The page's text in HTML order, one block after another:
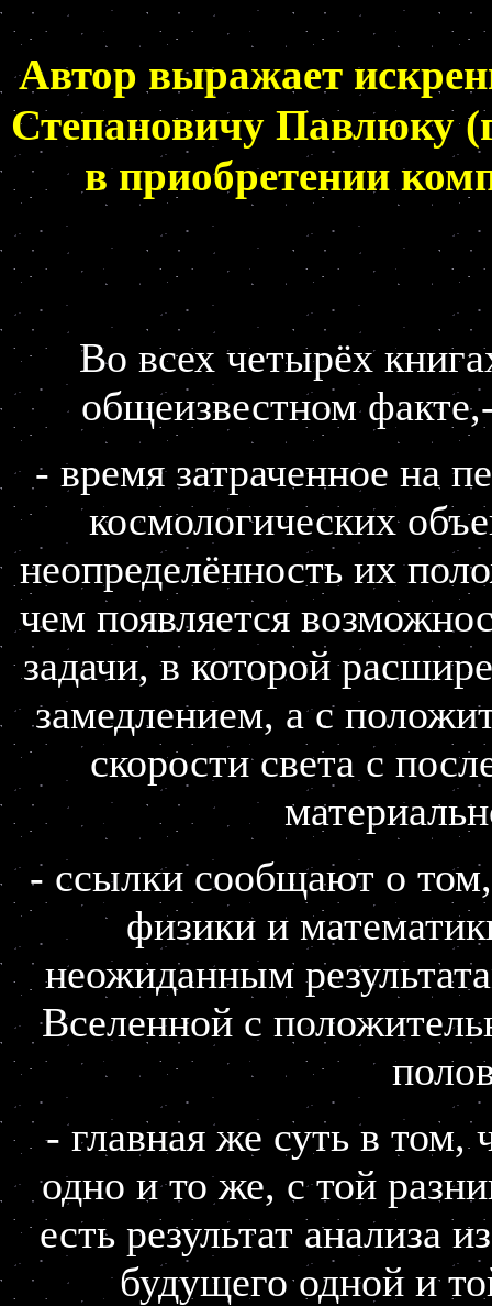
Автор выражает
Степановичу Павлюку
в приобретении
Во всех четырёх
общеизвестном
- время затраченное на
космологических
неопределённость их
чем появляется
задачи, в которой
замедлением, а с
скорости света с
- ссылки сообщают о
физики и
неожиданным
Вселенной с
- главная же суть в том,
одно и то же, с той
есть результат анализа
будущего одной и